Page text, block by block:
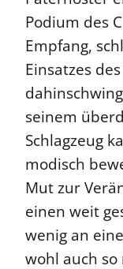
Podium des
Empfang,
Einsatzes
seinem
Schlagzeug
modisch
Mut zur
einen weit
wenig an
wohl auch